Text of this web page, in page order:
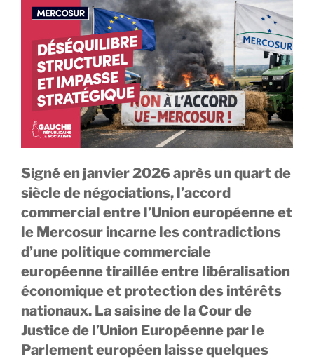
Signé en janvier 2026 après un quart de
siècle de négociations, l’accord
commercial entre l’Union européenne et
le Mercosur incarne les contradictions
d’une politique commerciale
européenne tiraillée entre libéralisation
économique et protection des intérêts
nationaux. La saisine de la Cour de
Justice de l’Union Européenne par le
Parlement européen laisse quelques